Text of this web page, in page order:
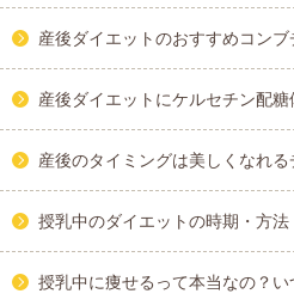
産後ダイエットのおすすめコン
産後ダイエットにケルセチン配糖
産後のタイミングは美しくなれる
授乳中のダイエットの時期・方法
授乳中に痩せるって本当なの？い